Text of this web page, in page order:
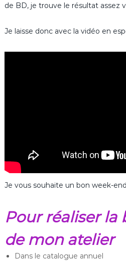
de BD, je trouve le résultat assez
Je laisse donc avec la vidéo en
Je vous souhaite un bon week-
Pour réaliser la
de mon atelier
Dans le catalogue annuel